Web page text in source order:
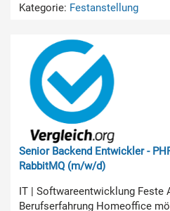
Kategorie: Festanstellung
Senior Backend Entwickler -
RabbitMQ (m/w/d)
IT | Softwareentwicklung Feste
Berufserfahrung Homeoffice